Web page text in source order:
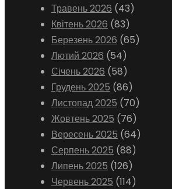
Травень 2026 (43)
Квітень 2026 (83)
Березень 2026 (65)
Лютий 2026 (54)
Січень 2026 (58)
Грудень 2025 (86)
Листопад 2025 (70)
Жовтень 2025 (76)
Вересень 2025 (64)
Серпень 2025 (88)
Липень 2025 (126)
Червень 2025 (114)